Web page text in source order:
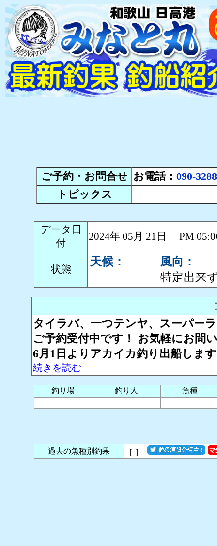
ご予約・お問合せ お電話： 090-
トピックス
データ日
付
2024年 05月 21日 PM
状態
天候：
風向：
特定出来
タイラバ、一つテンヤ、スーパー
ご予約受付中です！ お気軽にお問
6月1日よりアカイカ釣り出船しま
続きを読む
釣り場 釣り人 魚種
過去の魚種別釣果 ［ ］